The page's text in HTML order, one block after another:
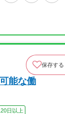
保存する
能な働
日以上